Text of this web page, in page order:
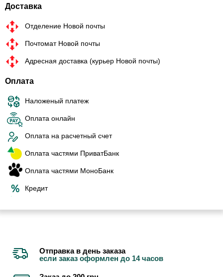
Доставка
Отделение Новой почты
Почтомат Новой почты
Адресная доставка (курьер Новой почты)
Оплата
Наложеный платеж
Оплата онлайн
Оплата на расчетный счет
Оплата частями ПриватБанк
Оплата частями МоноБанк
Кредит
Отправка в день заказа
если заказ оформлен до 14 часов